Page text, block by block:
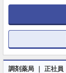
調剤薬局 ｜ 正社員